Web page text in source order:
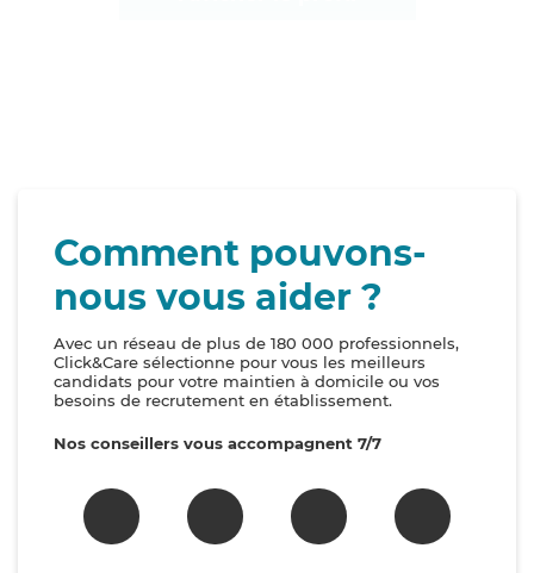
Comment pouvons-
nous vous aider ?
Avec un réseau de plus de 180 000 professionnels,
Click&Care sélectionne pour vous les meilleurs
candidats pour votre maintien à domicile ou vos
besoins de recrutement en établissement.
Nos conseillers vous accompagnent 7/7